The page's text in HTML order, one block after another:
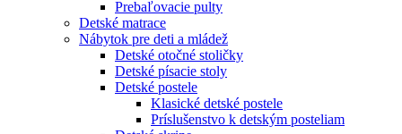
Prebaľovacie pulty
Detské matrace
Nábytok pre deti a mládež
Detské otočné stoličky
Detské písacie stoly
Detské postele
Klasické detské postele
Príslušenstvo k detským posteliam